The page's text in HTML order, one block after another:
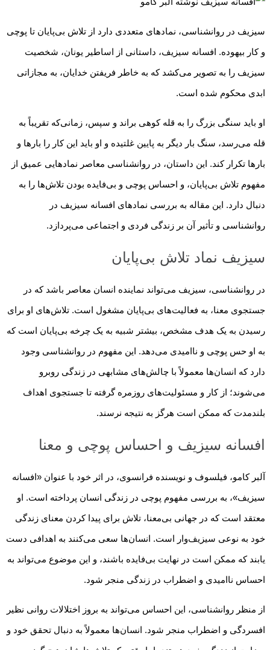
سیزیف در روانشناسی، نماد‌های متعددی دارد از تلاش بی‌پایان تا پوچی
و کار بیهوده. افسانه سیزیف، داستانی از اساطیر یونان، شخصیت
سیزیف را به تصویر می‌کشد که به خاطر فریفتن خدایان، به مجازاتی
ابدی محکوم شده است.
او باید سنگی بزرگ را به قله کوهی براند و سپس، زمانی‌که تقریباً به
قله می‌رسد، سنگ بار دیگر به پایین غلتیده و او باید این کار را بارها و
بارها تکرار کند. این داستان، در روانشناسی معاصر نمادهایی عمیق از
مفهوم تلاش بی‌پایان، و احساس پوچی و بی‌فایده بودن تلاش‌ها را به
دنبال دارد. این مقاله به بررسی نمادهای افسانه سیزیف در
روانشناسی و تأثیر آن بر زندگی فردی و اجتماعی می‌پردازد.
سیزیف نماد تلاش بی‌پایان
در روانشناسی، سیزیف می‌تواند نماینده انسان معاصر باشد که در
جستجوی معنا، به فعالیت‌های بی‌پایان مشغول است. تلاش‌های او برای
رسیدن به یک هدف مشخص، بیشتر شبیه به یک چرخه بی‌پایان است که
به او حس پوچی و ناامیدی می‌دهد. این مفهوم در روانشناسی وجود
دارد که انسان‌ها معمولاً با چالش‌های مشابهی در زندگی روبرو
می‌شوند؛ از کار و مسئولیت‌های روزمره گرفته تا جستجوی اهداف
بلندمدت که ممکن است هرگز به نتیجه نرسند.
افسانه سیزیف و احساس پوچی و معنا
آلبر کامو، فیلسوف و نویسنده فرانسوی، در اثر خود با عنوان «افسانه
سیزیف»، به بررسی مفهوم پوچی در زندگی انسان پرداخته است. او
معتقد است که در جهانی بی‌معنا، تلاش برای پیدا کردن معنای زندگی
خود به نوعی سیزیف‌وار است. انسان‌ها سعی می‌کنند به اهدافی دست
یابند که ممکن است در نهایت بی‌فایده باشند، و این موضوع می‌تواند به
احساس ناامیدی و اضطراب در زندگی منجر شود.
از منظر روانشناسی، این احساس می‌تواند به بروز اختلالات روانی نظیر
افسردگی و اضطراب منجر شود. انسان‌ها معمولاً به دنبال تحقق خود و